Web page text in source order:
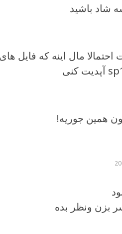
شاد باشید
هست احتمالا مال اینه که
همین جوریه!
بزن ونظر بده